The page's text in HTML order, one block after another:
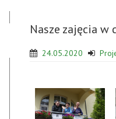
Nasze zajęcia w
24.05.2020